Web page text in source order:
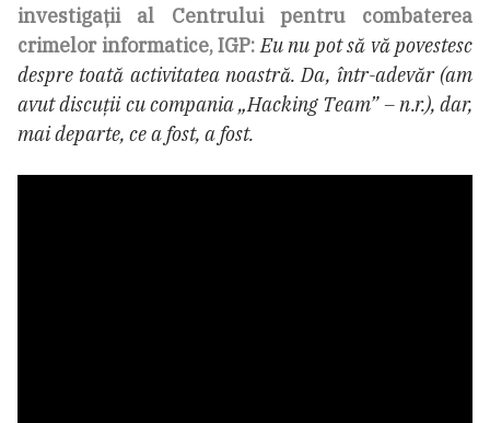
investigaţii al Centrului pentru combaterea
crimelor informatice, IGP:Eu nu pot să vă povestesc
despre toată activitatea noastră. Da, într-adevăr (am
avut discuții cu compania „Hacking Team” – n.r.), dar,
mai departe, ce a fost, a fost.